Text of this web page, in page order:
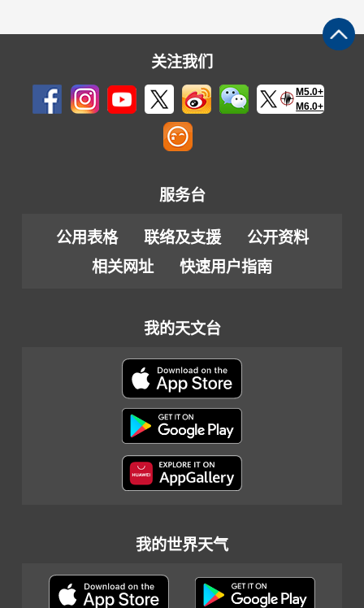
>
关注我们
M5.0+
M6.0+
服务台
公用表格 联络及支援
公开资料
相关网址
快速用户指南
我的天文台
我的世界天气